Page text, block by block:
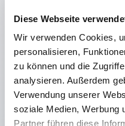
Diese Webseite
Wir verwenden Cookies,
personalisieren,
zu können und die
analysieren. Außerdem
Verwendung unserer
soziale Medien, Werbung
Partner führen diese
Verwendung von
Super-LEDs.
Durch die
wird der
sind
Stück gefertigt und